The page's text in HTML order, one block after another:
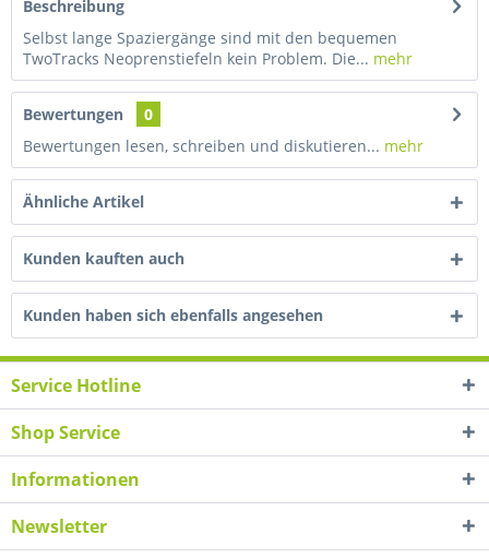
Beschreibung
Selbst lange Spaziergänge sind mit den bequemen
TwoTracks Neoprenstiefeln kein Problem. Die... mehr
Bewertungen
0
Bewertungen lesen, schreiben und diskutieren... mehr
Ähnliche Artikel
Kunden kauften auch
Kunden haben sich ebenfalls angesehen
Service Hotline
Shop Service
Informationen
Newsletter